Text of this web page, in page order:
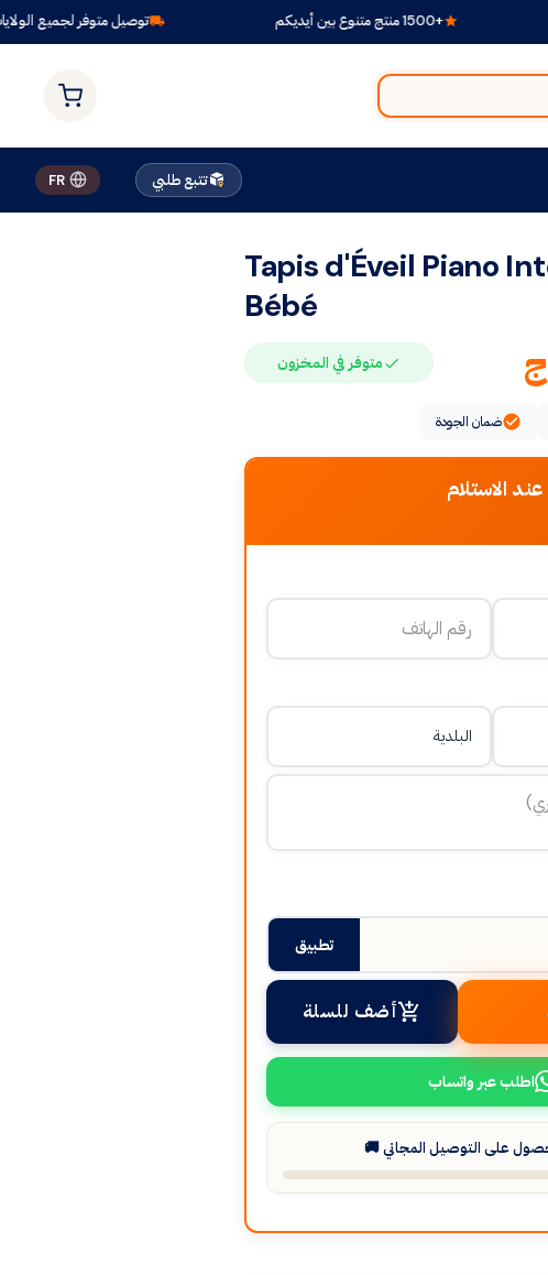
توصيل متوفر لجميع الولايات
تتبع طلبي FR
Tapis d'Éveil Piano
Bébé
متوفر في المخزون
ضمان الجودة
الاستلام
تطبيق
أضف للسلة
اطلب عبر واتساب
على التوصيل المجاني 🚚